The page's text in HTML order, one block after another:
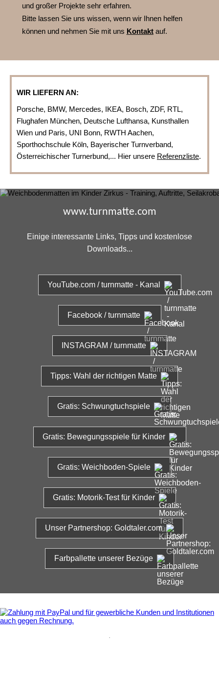
und großer Projekte sehr erfahren.
Bitte lassen Sie uns wissen, wenn wir Ihnen helfen
können und nehmen Sie mit uns Kontaktauf.
WIR LIEFERN AN:
Porsche, BMW, Mercedes, IKEA, Bosch, ZDF, RTL,
Flughafen München, Deutsche Lufthansa, Kunsthallen
Wien und Paris, UNI Bonn, RWTH Aachen,
Sporthochschule Köln, Bayerischer Turnverband,
Österreichischer Turnerbund,... Hier unsere Referenzliste.
www.turnmatte.com
Einige interessante Links, Tipps und kostenlose
Downloads...
YouTube.com / turnmatte - Kanal
Facebook / turnmatte
INSTAGRAM / turnmatte
Tipps: Wahl der richtigen Matte
Gratis: Schwungtuchspiele
Gratis: Bewegungsspiele für Kinder
Gratis: Weichboden-Spiele
Gratis: Motorik-Test für Kinder
Unser Partnershop: Goldtaler.com
Farbpallette unserer Bezüge
.